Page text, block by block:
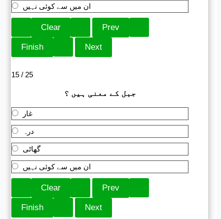
ان میں سے کوئی نہیں
15 / 25
جبل کے معنی ہیں ؟
غار
درہ
گھاٹی
ان میں سے کوئی نہیں